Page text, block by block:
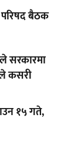
परिषद बैठक
सरकारमा
कसरी
१५ गते,